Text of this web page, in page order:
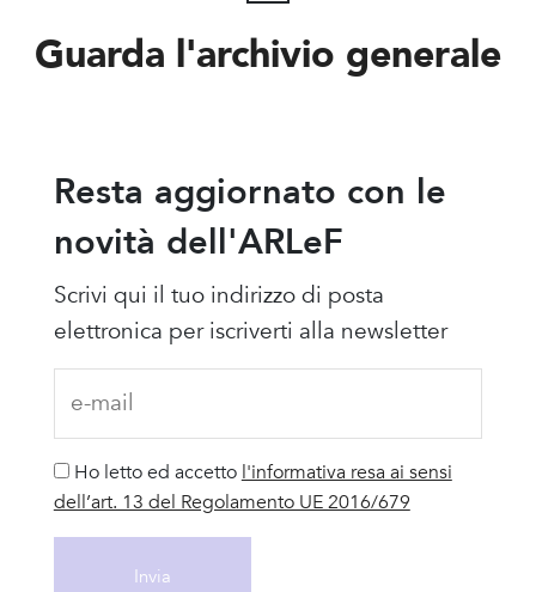
Guarda l'archivio generale
Resta aggiornato con le
novità dell'ARLeF
Scrivi qui il tuo indirizzo di posta
elettronica per iscriverti alla newsletter
Ho letto ed accetto l'informativa resa ai sensi
dell’art. 13 del Regolamento UE 2016/679